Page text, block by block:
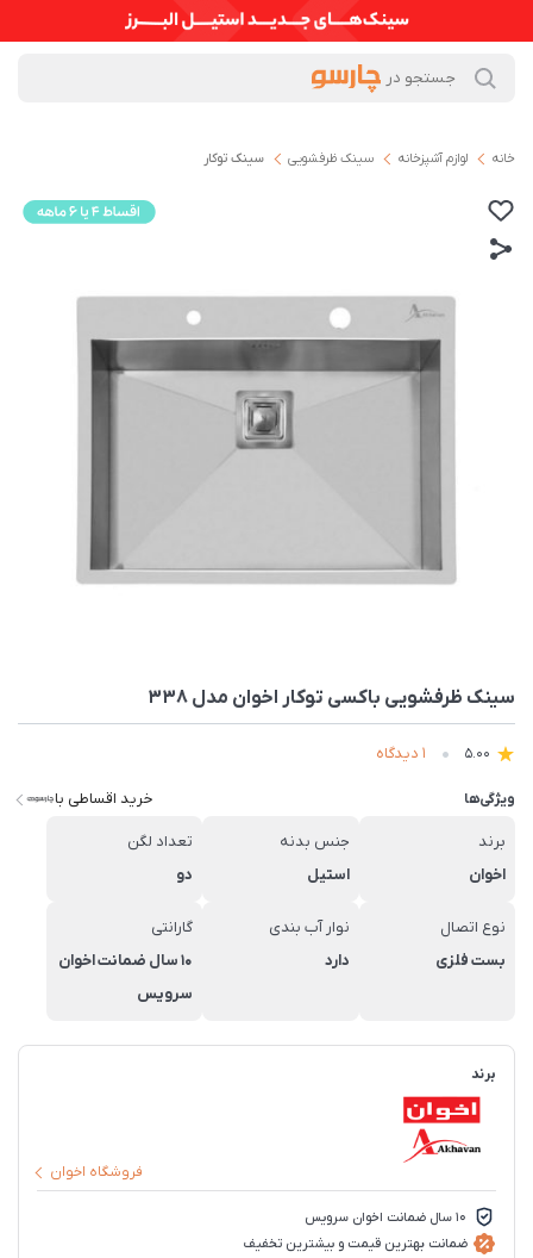
خانه لوازم آشپزخانه سینک ظرفشویی سینک توکار
سینک ظرفشویی باکسی توکار اخوان مدل 338
5.00 1 دیدگاه
ویژگی‌ها خرید اقساطی با
برند
اخوان
جنس بدنه
استیل
تعداد لگن
دو
نوع اتصال
بست فلزی
نوار آب بندی
دارد
گارانتی
10 سال ضمانت اخوان
سرویس
برند
فروشگاه اخوان
10 سال ضمانت اخوان سرویس
ضمانت بهترین قیمت و بیشترین تخفیف